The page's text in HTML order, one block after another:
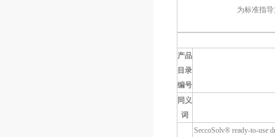
为标准指
产品
目录
编号
同义
词
SeccoSolv® ready-to-use